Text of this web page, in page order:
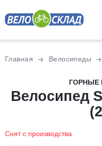
Главная Велосипеды
ГОРНЫЕ
Велосипед
Снят с производства
Разбейте
оплатуна
без